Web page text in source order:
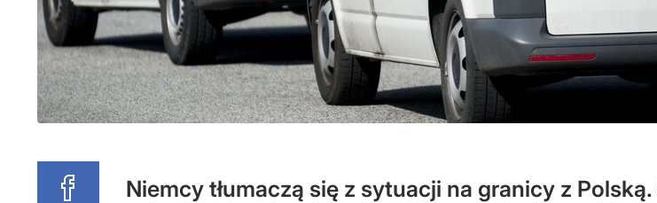
Niemcy tłumaczą się z sytuacji na granicy z